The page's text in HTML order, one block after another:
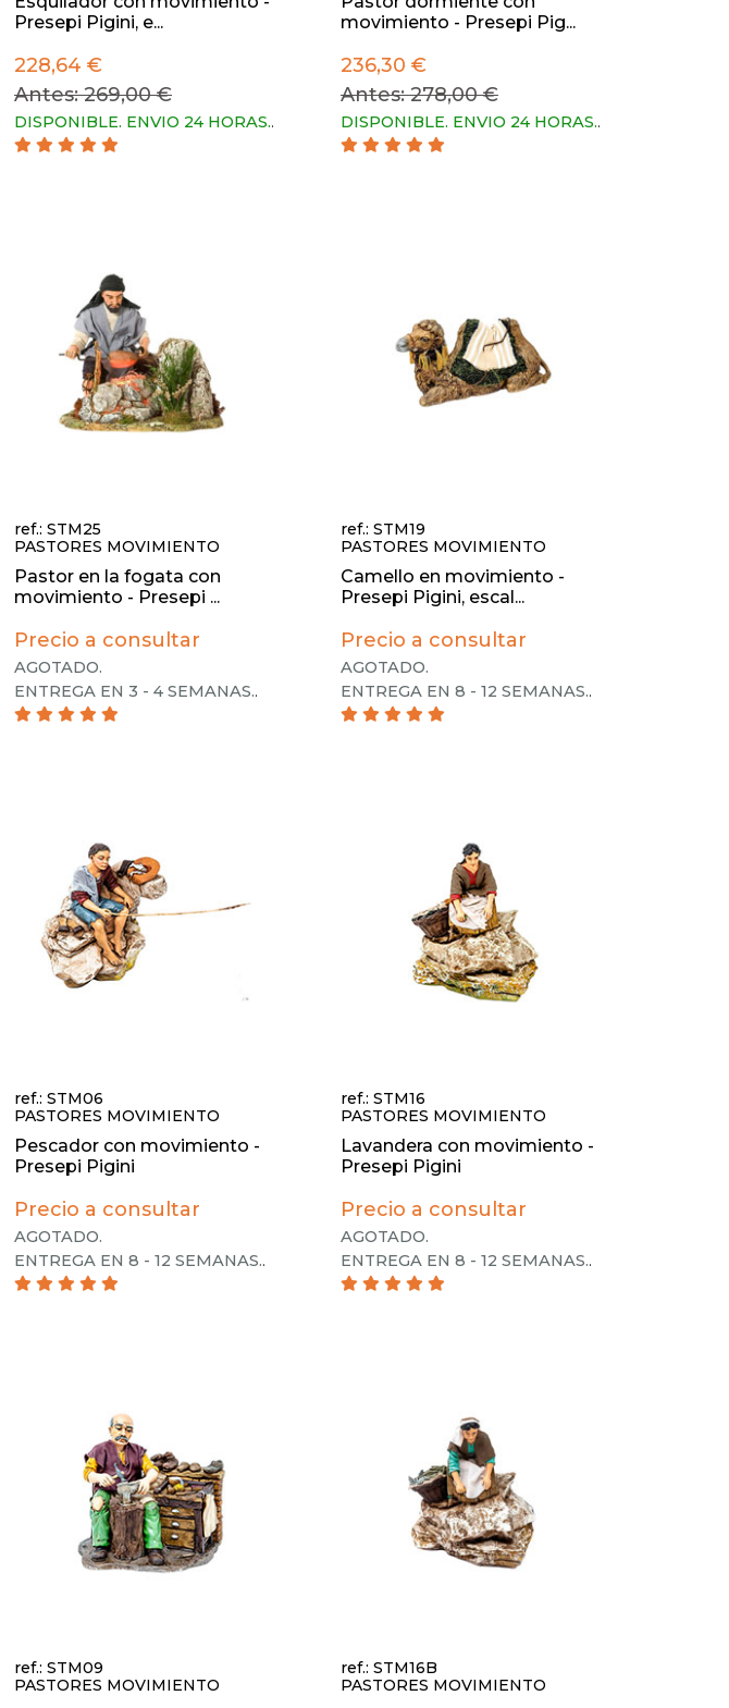
Presepi Pigini, e...
228,64 €
Antes: 269,00 €
DISPONIBLE. ENVIO 24 HORAS..
movimiento - Presepi Pig...
236,30 €
Antes: 278,00 €
DISPONIBLE. ENVIO 24 HORAS..
ref.: STM25
PASTORES MOVIMIENTO
Pastor en la fogata con
movimiento - Presepi ...
Precio a consultar
AGOTADO.
ENTREGA EN 3 - 4 SEMANAS..
ref.: STM19
PASTORES MOVIMIENTO
Camello en movimiento -
Presepi Pigini, escal...
Precio a consultar
AGOTADO.
ENTREGA EN 8 - 12 SEMANAS..
ref.: STM06
PASTORES MOVIMIENTO
Pescador con movimiento -
Presepi Pigini
Precio a consultar
AGOTADO.
ENTREGA EN 8 - 12 SEMANAS..
ref.: STM16
PASTORES MOVIMIENTO
Lavandera con movimiento -
Presepi Pigini
Precio a consultar
AGOTADO.
ENTREGA EN 8 - 12 SEMANAS..
ref.: STM09
PASTORES MOVIMIENTO
ref.: STM16B
PASTORES MOVIMIENTO